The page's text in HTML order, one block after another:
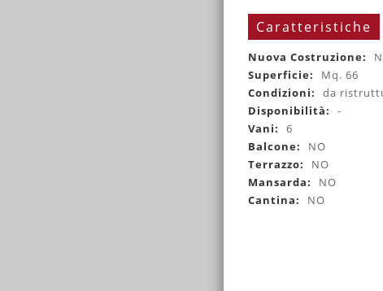
Caratteristiche
Nuova Costruzione:
Superficie:
Mq. 66
Condizioni:
da
Disponibilità:
-
Vani:
6
Balcone:
NO
Terrazzo:
NO
Mansarda:
NO
Cantina:
NO